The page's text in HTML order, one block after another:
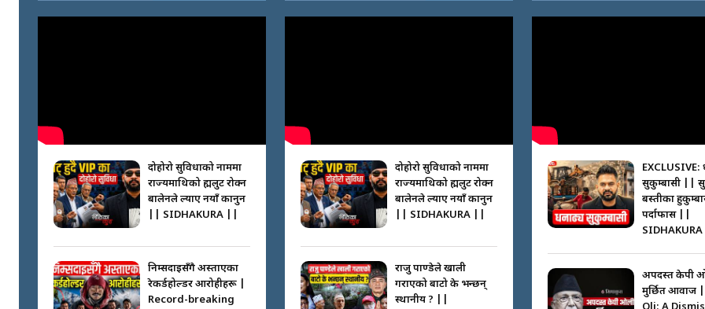
दोहोरो सुविधाको नाममा
राज्यमाथिको ब्रह्मलुट रोक्न
बालेनले ल्याए नयाँ कानुन
|| SIDHAKURA ||
निम्सदाइसँगै अस्ताएका
रेकर्डहोल्डर आरोहीहरू |
Record-breaking
दोहोरो सुविधाको नाममा
राज्यमाथिको ब्रह्मलुट रोक्न
बालेनले ल्याए नयाँ कानुन
|| SIDHAKURA ||
राजु पाण्डेले खाली
गराएको बाटो के भन्छन्
स्थानीय ? ||
EXCLUSIVE:
सुकुम्बासी ||
बस्तीका
पर्दाफास ||
SIDHAKURA
अपदस्त केपी
मुर्छित आवाज